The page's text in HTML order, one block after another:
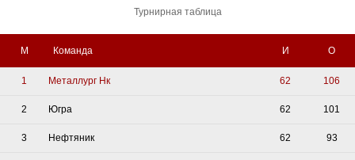
Турнирная таблица
М Команда И О
1 Металлург Нк 62 106
2 Югра 62 101
3 Нефтяник 62 93